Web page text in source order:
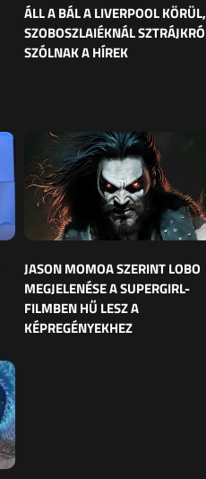
ÁLL A BÁL A LIVERPOOL KÖRÜL,
SZOBOSZLAIÉKNÁL
SZÓLNAK A HÍREK
JASON MOMOA SZERINT LOBO
MEGJELENÉSE A SUPERGIRL-
FILMBEN HŰ LESZ A
KÉPREGÉNYEKHEZ